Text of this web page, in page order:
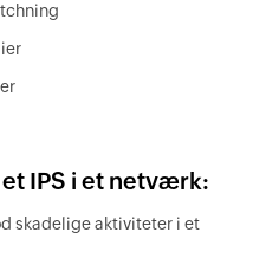
IPS i et netværk:
skadelige aktiviteter i et